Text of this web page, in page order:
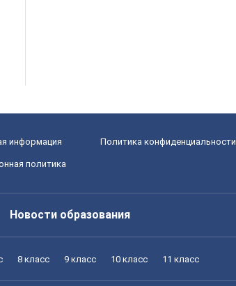
информация Политика конфиденциальности
политика
Новости образования
8 класс 9 класс 10 класс 11 класс